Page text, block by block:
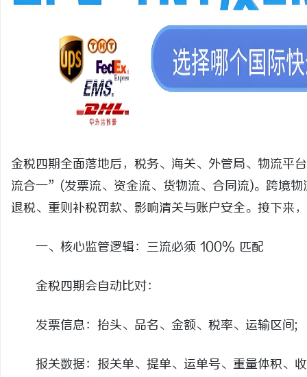
金税四期全面落地后，税务、海关、外管局、物流平
流合一”(发票流、资金流、货物流、合同流)。跨境
退税、重则补税罚款、影响清关与账户安全。接下来
一、核心监管逻辑：三流必须 100% 匹配
金税四期会自动比对：
发票信息：抬头、品名、金额、税率、运输区间;
报关数据：报关单、提单、运单号、重量体积、
武汉配眼镜 上海配眼镜